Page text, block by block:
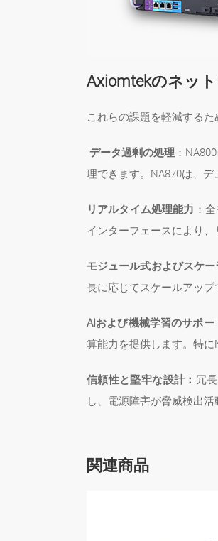
Axiomtekのネッ
これらの課題を軽減する
データ過剰の処理 ：
理できます。NA870は、デ
リアルタイム処理能力 ：
インターフェースにより
モジュール式およびスケ
長に応じてスケールアップ
AIおよび機械学習のサポー
算能力を提供します。特に
信頼性と堅牢な設計： 冗
し、電源障害が脅威検出活
関連商品